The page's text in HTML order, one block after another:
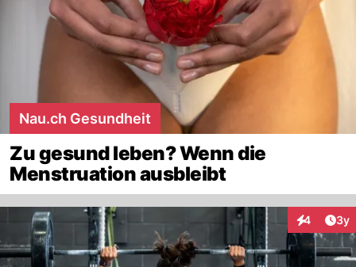
Nau.ch Gesundheit
Zu gesund leben? Wenn die
Menstruation ausbleibt
4 3y